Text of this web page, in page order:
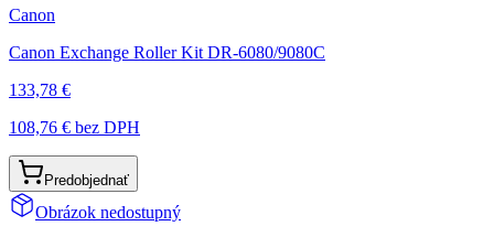
Canon
Canon Exchange Roller Kit DR-6080/9080C
133,78 €
108,76 € bez DPH
Predobjednať
Obrázok nedostupný